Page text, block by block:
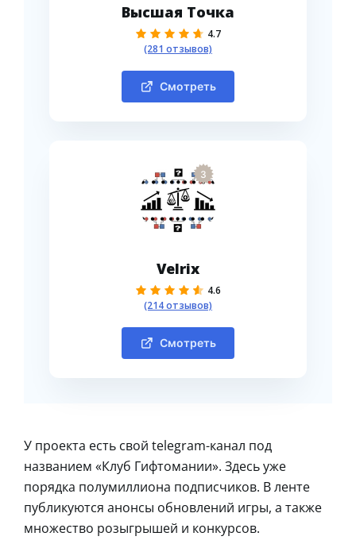
Высшая Точка
4.7
(281 отзывов)
Смотреть
3
Velrix
4.6
(214 отзывов)
Смотреть
У проекта есть свой telegram-канал под
названием «Клуб Гифтомании». Здесь уже
порядка полумиллиона подписчиков. В ленте
публикуются анонсы обновлений игры, а также
множество розыгрышей и конкурсов.